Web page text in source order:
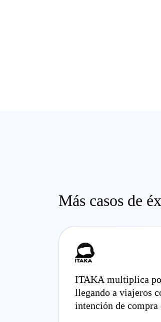
Más casos de
ITAKA multiplica
llegando a viajeros
intención de compra